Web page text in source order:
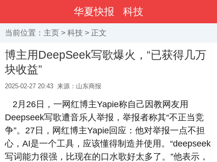
华夏快报 科技
当前位置： 主页 > 科技 > 正文
博主用DeepSeek写歌爆火，“已获得几万
块收益”
2025-02-27 20:43 来源：山东商报
2月26日，一网红博主Yapie称自己因教网友用
Deepseek写歌遭音乐人举报，举报者称其“不正当竞
争”。27日，网红博主Yapie回应：他对举报一点不担
心，AI是一个工具，应该懂得制造并使用。“deepseek
写词能力很强，比现在的口水歌好太多了。”他表示，